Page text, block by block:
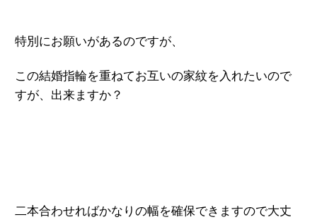
特別にお願いがあるのですが、
この結婚指輪を重ねてお互いの家紋を入れたいので
すが、出来ますか？
二本合わせればかなりの幅を確保できますので大丈